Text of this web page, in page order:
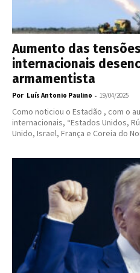
Aumento das
internacionais
armamentista
Por Luís Antonio Paulino - 19/04/2025
Como noticiou o Estadão , com o
internacionais, “Estados Unidos,
Unido, Israel, França e Coreia do